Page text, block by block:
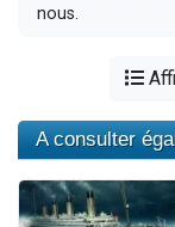
nous.
A consulter